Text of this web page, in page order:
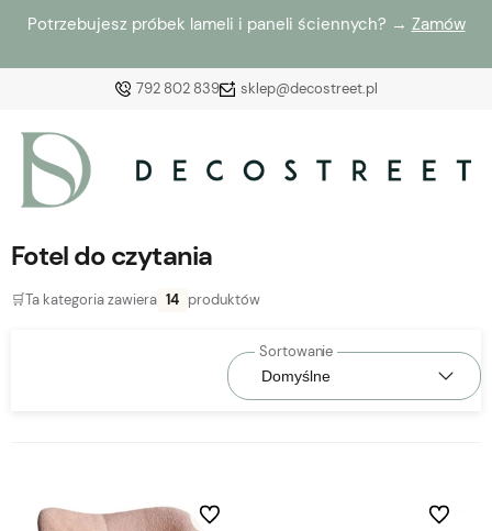
Potrzebujesz próbek lameli i paneli ściennych? → Zamów
792 802 839 sklep@decostreet.pl
Wybierz coś dla siebie z naszej aktualnej oferty lub
zaloguj się, aby przywrócić dodane produkty do listy
Fotel do czytania
🛒Ta kategoria zawiera 14 produktów
Do ulubionych Do